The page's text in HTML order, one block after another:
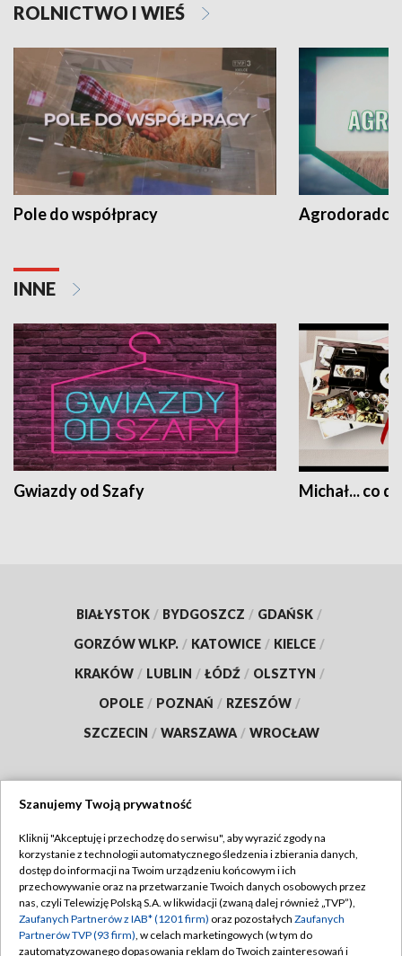
ROLNICTWO I WIEŚ
Pole do współpracy Agrodoradcy
INNE
Gwiazdy od Szafy Michał... co
BIAŁYSTOK / BYDGOSZCZ / GDAŃSK /
GORZÓW WLKP. / KATOWICE / KIELCE /
KRAKÓW / LUBLIN / ŁÓDŹ / OLSZTYN /
OPOLE / POZNAŃ / RZESZÓW /
SZCZECIN / WARSZAWA / WROCŁAW
TVP
Abonament TVP
Emisja w TVP
Centrum informacji TVP
Regulamin TVP
Polityka prywatności
Moje zgody
Szanujemy Twoją prywatność
Kliknij "Akceptuję i przechodzę do serwisu", aby wyrazić zgody na
korzystanie z technologii automatycznego śledzenia i zbierania danych,
dostęp do informacji na Twoim urządzeniu końcowym i ich
przechowywanie oraz na przetwarzanie Twoich danych osobowych przez
nas, czyli Telewizję Polską S.A. w likwidacji (zwaną dalej również „TVP”),
Zaufanych Partnerów z IAB* (1201 firm) oraz pozostałych Zaufanych
Partnerów TVP (93 firm), w celach marketingowych (w tym do
zautomatyzowanego dopasowania reklam do Twoich zainteresowań i